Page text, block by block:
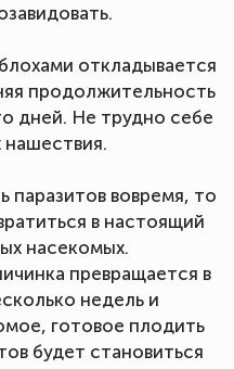
откладывается
продолжительность
дней. Не трудно себе
паразитов вовремя, то
в настоящий
насекомых.
превращается в
недель и
готовое плодить
будет становиться